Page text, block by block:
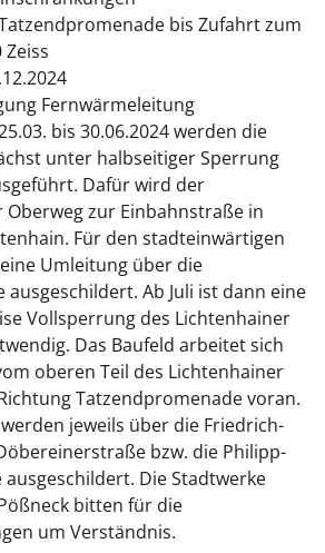
bis Zufahrt zum
Zeiss
Fernwärmeleitung
bis 30.06.2024 werden die
unter halbseitiger Sperrung
Dafür wird der
Oberweg zur Einbahnstraße in
Für den stadteinwärtigen
Umleitung über die
ausgeschildert. Ab Juli ist dann eine
Vollsperrung des Lichtenhainer
Das Baufeld arbeitet sich
oberen Teil des Lichtenhainer
Tatzendpromenade voran.
jeweils über die Friedrich-
bzw. die Philipp-
ausgeschildert. Die Stadtwerke
bitten für die
um Verständnis.